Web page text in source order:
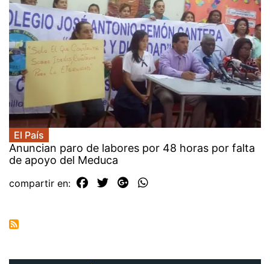
El País
Anuncian paro de labores por 48 horas por falta
de apoyo del Meduca
compartir en: